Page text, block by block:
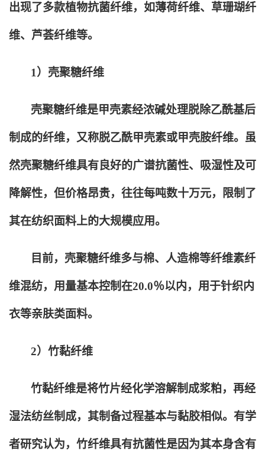
出现了多款植物抗菌纤维，如薄荷纤维、草珊瑚纤
维、芦荟纤维等。
1 ）壳聚糖纤维
壳聚糖纤维是甲壳素经浓碱处理脱除乙酰基后
制成的纤维，又称脱乙酰甲壳素或甲壳胺纤维。虽
然壳聚糖纤维具有良好的广谱抗菌性、吸湿性及可
降解性，但价格昂贵，往往每吨数十万元，限制了
其在纺织面料上的大规模应用。
目前，壳聚糖纤维多与棉、人造棉等纤维素纤
维混纺，用量基本控制在20.0％以内，用于针织内
衣等亲肤类面料。
2）竹黏纤维
竹黏纤维是将竹片经化学溶解制成浆粕，再经
湿法纺丝制成，其制备过程基本与黏胶相似。有学
者研究认为，竹纤维具有抗菌性是因为其本身含有